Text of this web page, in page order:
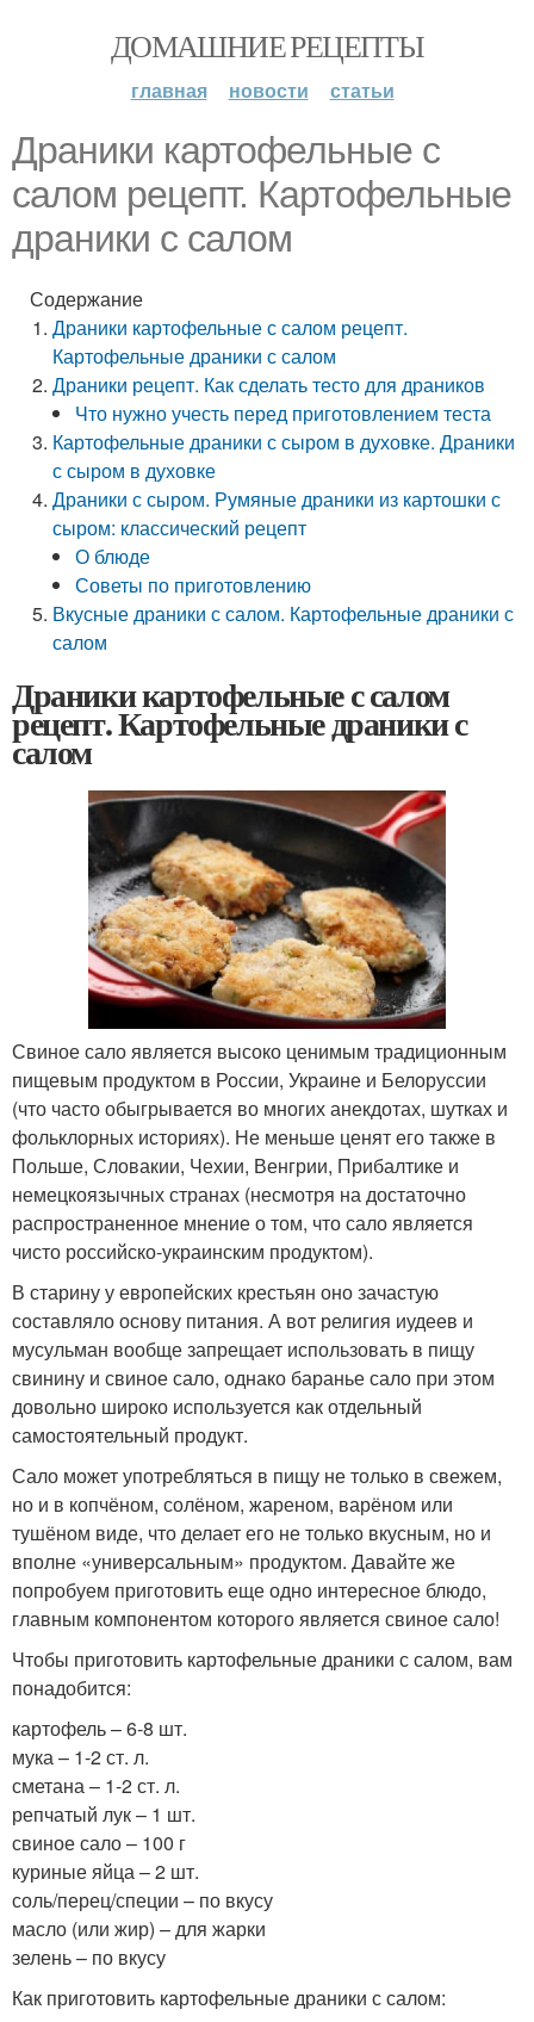
ДОМАШНИЕ РЕЦЕПТЫ
главная новости статьи
Драники картофельные с
салом рецепт. Картофельные
драники с салом
Содержание
Драники картофельные с салом рецепт.
Картофельные драники с салом
Драники рецепт. Как сделать тесто для драников
Что нужно учесть перед приготовлением теста
Картофельные драники с сыром в духовке. Драники
с сыром в духовке
Драники с сыром. Румяные драники из картошки с
сыром: классический рецепт
О блюде
Советы по приготовлению
Вкусные драники с салом. Картофельные драники с
салом
Драники картофельные с салом
рецепт. Картофельные драники с
салом
Свиное сало является высоко ценимым традиционным
пищевым продуктом в России, Украине и Белоруссии
(что часто обыгрывается во многих анекдотах, шутках и
фольклорных историях). Не меньше ценят его также в
Польше, Словакии, Чехии, Венгрии, Прибалтике и
немецкоязычных странах (несмотря на достаточно
распространенное мнение о том, что сало является
чисто российско-украинским продуктом).
В старину у европейских крестьян оно зачастую
составляло основу питания. А вот религия иудеев и
мусульман вообще запрещает использовать в пищу
свинину и свиное сало, однако баранье сало при этом
довольно широко используется как отдельный
самостоятельный продукт.
Сало может употребляться в пищу не только в свежем,
но и в копчёном, солёном, жареном, варёном или
тушёном виде, что делает его не только вкусным, но и
вполне «универсальным» продуктом. Давайте же
попробуем приготовить еще одно интересное блюдо,
главным компонентом которого является свиное сало!
Чтобы приготовить картофельные драники с салом, вам
понадобится:
картофель – 6-8 шт.
мука – 1-2 ст. л.
сметана – 1-2 ст. л.
репчатый лук – 1 шт.
свиное сало – 100 г
куриные яйца – 2 шт.
соль/перец/специи – по вкусу
масло (или жир) – для жарки
зелень – по вкусу
Как приготовить картофельные драники с салом: